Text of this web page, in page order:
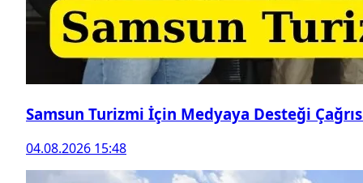
Samsun Turizmi İçin Medyaya Desteği
04.08.2026 15:48